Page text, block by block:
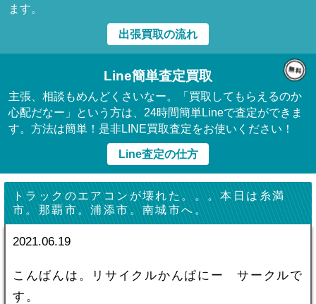
ます。
出張買取の流れ
Line簡単査定買取
主張、相談もめんどくさいなー。「買取してもらえるのか
心配だなー」という方は、24時間簡単Lineで査定ができま
す。方法は簡単！是非LINE買取査定をお使いください！
Line査定の仕方
トラックのエアコンが壊れた。。。本日は糸満
市。那覇市。浦添市。南城市へ。
2021.06.19
こんばんは。リサイクルかんぱにー サークルで
す。